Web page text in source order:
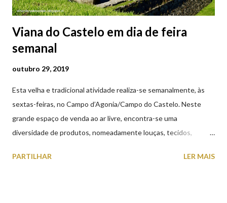
Viana do Castelo em dia de feira
semanal
outubro 29, 2019
Esta velha e tradicional atividade realiza-se semanalmente, às
sextas-feiras, no Campo d’Agonia/Campo do Castelo. Neste
grande espaço de venda ao ar livre, encontra-se uma
diversidade de produtos, nomeadamente louças, tecidos,
cobres entre muitos outros. Horário de funcionamento | Verão
PARTILHAR LER MAIS